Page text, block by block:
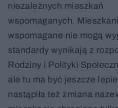
niezależnych mieszkań
wspomaganych.
wspomagane nie mogą
standardy wynikają z
Rodziny i Polityki
ale tu ma być jeszcze
nastąpiła też zmiana